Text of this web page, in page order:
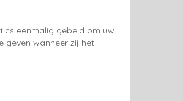
eenmalig gebeld om uw
geven wanneer zij het